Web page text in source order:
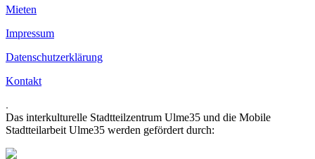
Mieten
Impressum
Datenschutzerklärung
Kontakt
.
Das interkulturelle Stadtteilzentrum Ulme35 und die Mobile
Stadtteilarbeit Ulme35 werden gefördert durch: